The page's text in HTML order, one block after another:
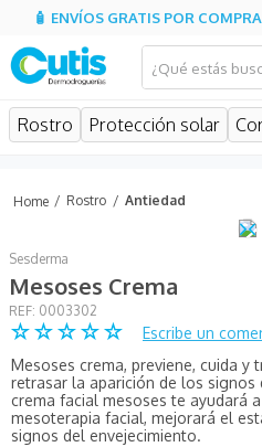
🧴 ENVÍOS GRATIS POR
¿Qué estás
Rostro Protección solar
Rostro Antiedad
Sesderma
Mesoses Crema
: 0003302
☆☆☆☆☆
Escribe un
Mesoses crema, previene, cuida y
retrasar la aparición de los signos
crema facial mesoses te ayudará
mesoterapia facial, mejorará el
signos del envejecimiento.
MÁS BUSCADOS